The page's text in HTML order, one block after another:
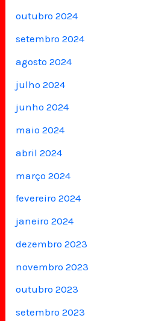
outubro 2024
setembro 2024
agosto 2024
julho 2024
junho 2024
maio 2024
abril 2024
março 2024
fevereiro 2024
janeiro 2024
dezembro 2023
novembro 2023
outubro 2023
setembro 2023